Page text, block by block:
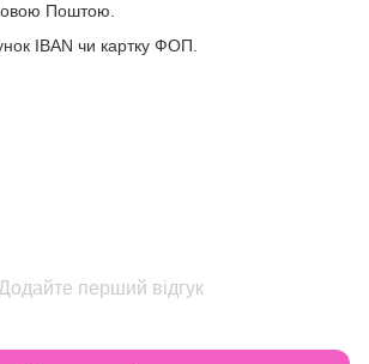
Поштою.
IBAN чи картку ФОП.
Додайте перший відгук